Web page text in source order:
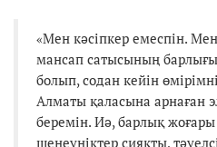
«Мен кәсіпкер емеспін. Мен
мансап сатысының
болып, содан кейін
Алматы қаласына арнаған
беремін. Иә, барлық
шенеуніктер сияқты,